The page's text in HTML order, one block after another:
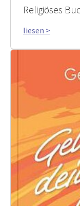
Religiöses
liesen >